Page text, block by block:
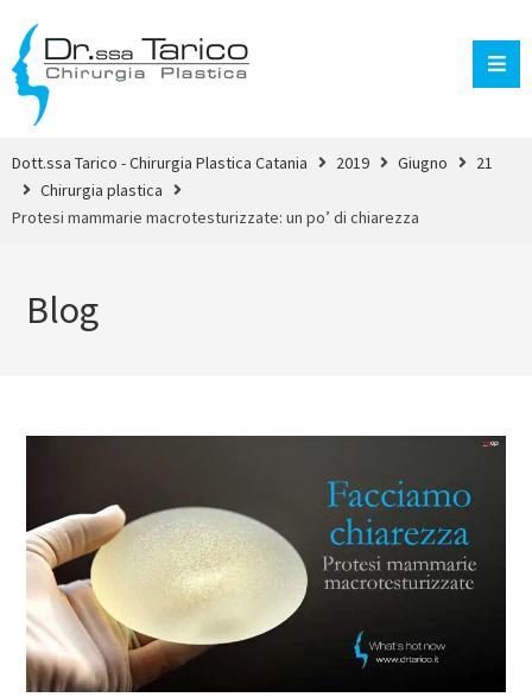
Dott.ssa Tarico - Chirurgia Plastica Catania 2019 Giugno
21
Chirurgia plastica
Protesi mammarie macrotesturizzate: un po’ di chiarezza
Blog